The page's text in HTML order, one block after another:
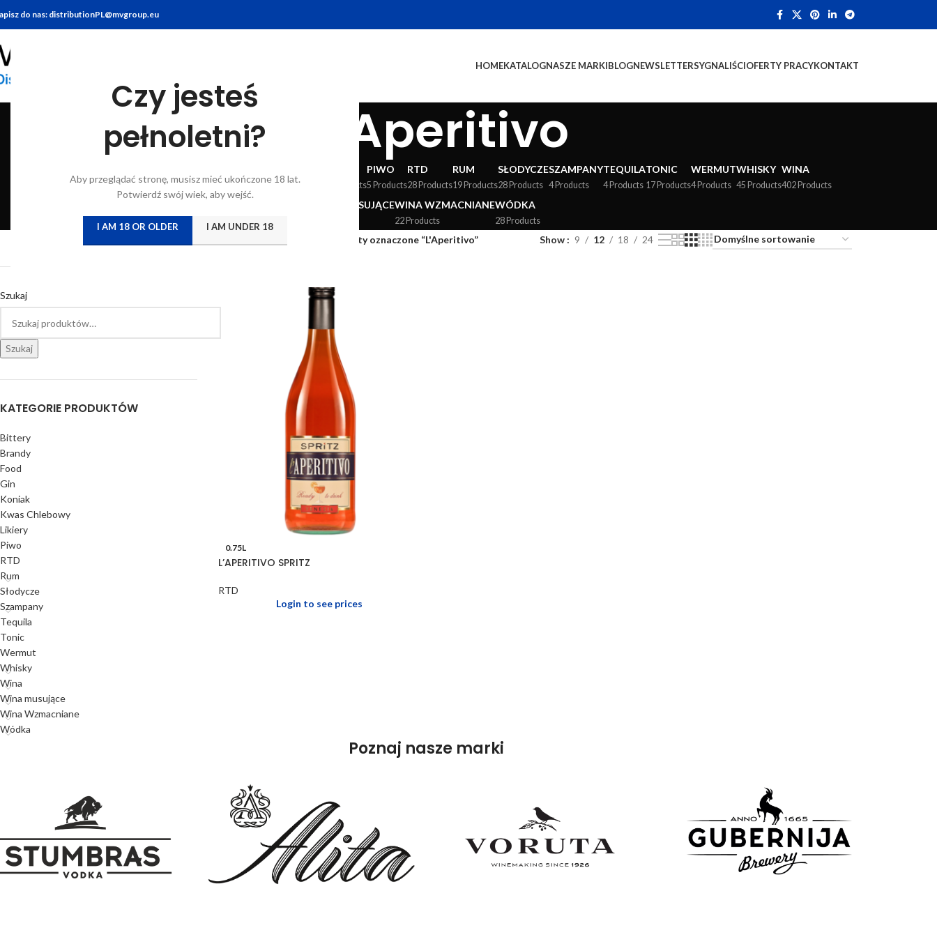
Czy jesteś
pełnoletni?
Aby przeglądać stronę, musisz mieć ukończone 18 lat.
Potwierdź swój wiek, aby wejść.
I AM 18 OR OLDER I AM UNDER 18
do nas: distributionPL@mvgroup.eu
HOMEKATALOGNASZE MARKIBLOGNEWSLETTERSYGNALIŚCIOFERTY PRACYKONTAKT
L'Aperitivo
7 Products10 Products22 Products7 Products5 Products 24 Products
PIWO
5 Products
RTD
28 Products
RUM
19 Products
SŁODYCZE
28 Products
SZAMPANY
4 Products
TEQUILA
4 Products
TONIC
17 Products
WERMUT
4 Products
WHISKY
45 Products
WINA
402 Products
WINA MUSUJĄCEWINA WZMACNIANE
22 Products
WÓDKA
28 Products
Szukaj
Szukaj
KATEGORIE PRODUKTÓW
Bittery
Brandy
Food
Gin
Koniak
Kwas Chlebowy
Likiery
Piwo
RTD
Rum
Słodycze
Szampany
Tequila
Tonic
Wermut
Whisky
Wina
Wina musujące
Wina Wzmacniane
Wódka
Produkty oznaczone “L'Aperitivo” Show 9 12 18 24
0.75L
L’APERITIVO SPRITZ
RTD
Login to see prices
Poznaj nasze marki